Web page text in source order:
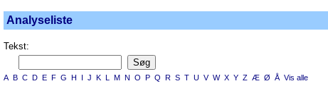
Analyseliste
Tekst:
A B C D E F G H I J K L M N O P Q R S T U V W X Y Z Æ Ø Å Vis alle